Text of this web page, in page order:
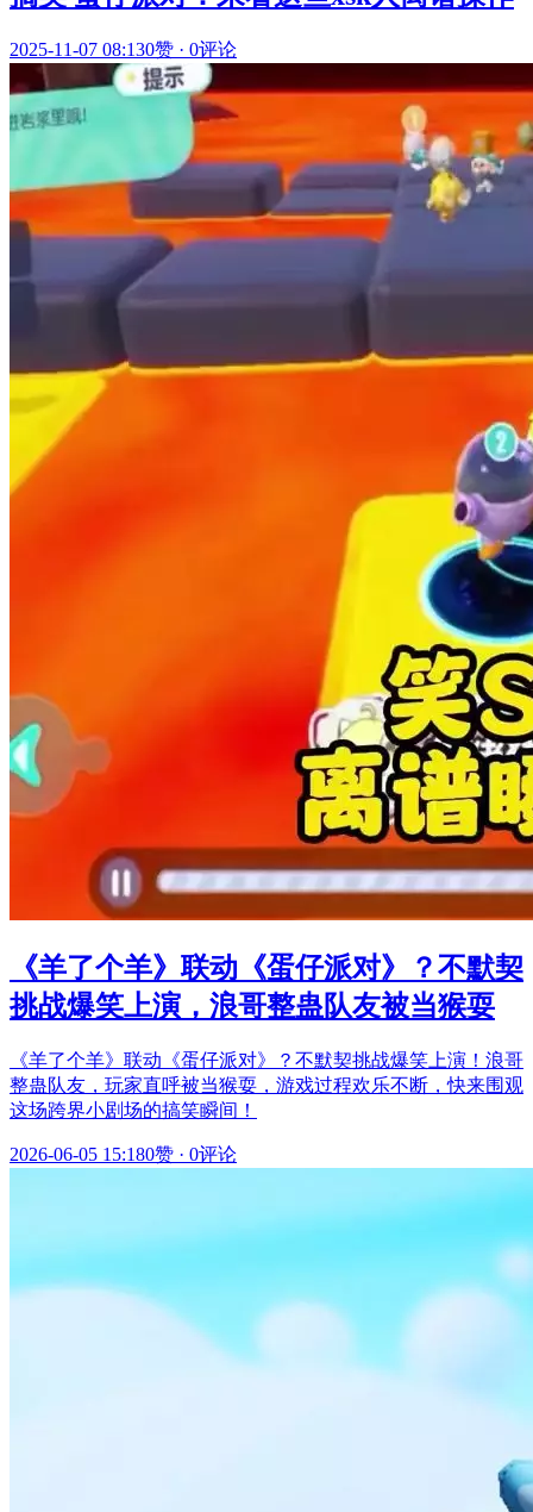
2025-11-07 08:130赞 · 0评论
《羊了个羊》联动《蛋仔派对》？不默契
挑战爆笑上演，浪哥整蛊队友被当猴耍
《羊了个羊》联动《蛋仔派对》？不默契挑战爆笑上演！浪哥
整蛊队友，玩家直呼被当猴耍，游戏过程欢乐不断，快来围观
这场跨界小剧场的搞笑瞬间！
2026-06-05 15:180赞 · 0评论